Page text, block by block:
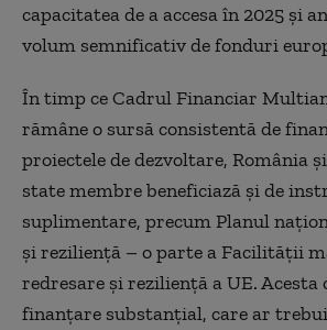
capacitatea de a accesa în 2025 și
volum semnificativ de fonduri
În timp ce Cadrul Financiar
rămâne o sursă consistentă de
proiectele de dezvoltare, România
state membre beneficiază și de
suplimentare, precum Planul
și reziliență – o parte a Facilității
redresare și reziliență a UE. Acesta
finanțare substanțial, care ar